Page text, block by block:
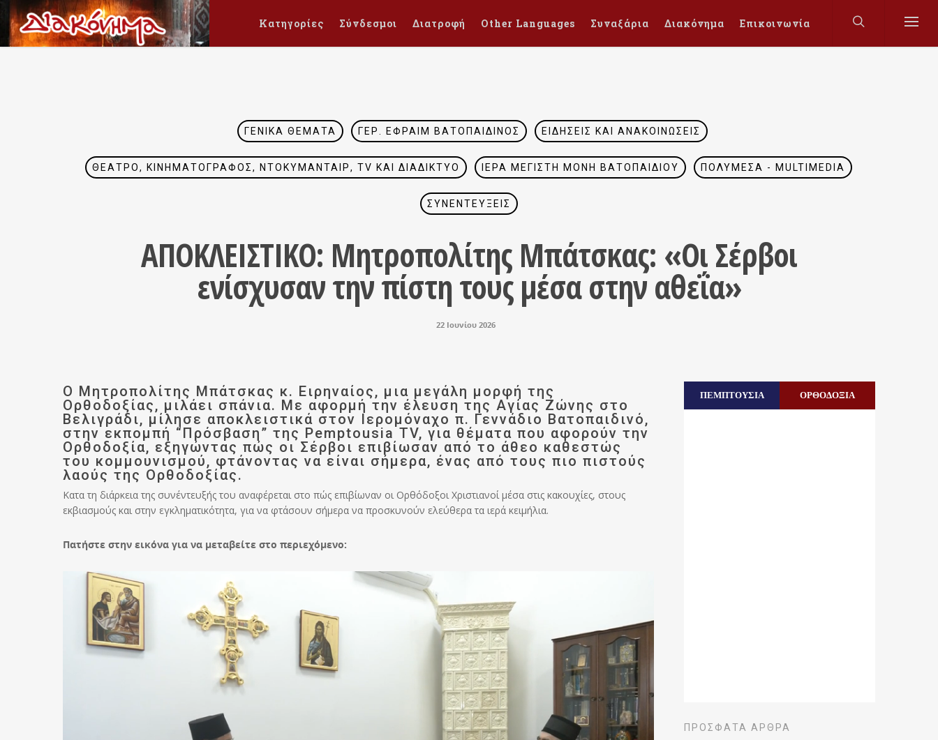
Κατηγορίες Σύνδεσμοι Διατροφή Other Languages Συναξάρια Διακόνημα Επικοινωνία
ΓΕΝΙΚΆ ΘΈΜΑΤΑ ΓΈΡ. ΕΦΡΑΊΜ ΒΑΤΟΠΑΙΔΙΝΌΣ ΕΙΔΉΣΕΙΣ ΚΑΙ ΑΝΑΚΟΙΝΏΣΕΙΣ
ΘΈΑΤΡΟ, ΚΙΝΗΜΑΤΟΓΡΆΦΟΣ, ΝΤΟΚΥΜΑΝΤΑΊΡ, TV ΚΑΙ ΔΙΑΔΊΚΤΥΟ ΙΕΡΆ ΜΕΓΊΣΤΗ ΜΟΝΉ ΒΑΤΟΠΑΙΔΊΟΥ ΠΟΛΥΜΈΣΑ - MULTIMEDIA
ΣΥΝΕΝΤΕΎΞΕΙΣ
ΑΠΟΚΛΕΙΣΤΙΚΟ: Μητροπολίτης Μπάτσκας: «Οι Σέρβοι
ενίσχυσαν την πίστη τους μέσα στην αθεΐα»
22 Ιουνίου 2026
Ο Μητροπολίτης Μπάτσκας κ. Ειρηναίος, μια μεγάλη μορφή της
Ορθοδοξίας, μιλάει σπάνια. Με αφορμή την έλευση της Αγίας Ζώνης στο
Βελιγράδι, μίλησε αποκλειστικά στον Ιερομόναχο π. Γεννάδιο Βατοπαιδινό,
στην εκπομπή “Πρόσβαση” της Pemptousia TV, για θέματα που αφορούν την
Ορθοδοξία, εξηγώντας πώς οι Σέρβοι επιβίωσαν από το άθεο καθεστώς
του κομμουνισμού, φτάνοντας να είναι σήμερα, ένας από τους πιο πιστούς
λαούς της Ορθοδοξίας.
Κατα τη διάρκεια της συνέντευξής του αναφέρεται στο πώς επιβίωναν οι Ορθόδοξοι Χριστιανοί μέσα στις κακουχίες, στους
εκβιασμούς και στην εγκληματικότητα, για να φτάσουν σήμερα να προσκυνούν ελεύθερα τα ιερά κειμήλια.
Πατήστε στην εικόνα για να μεταβείτε στο περιεχόμενο:
ΠΕΜΠΤΟΥΣΙΑ ΟΡΘΟΔΟΞΙΑ
ΠΡΌΣΦΑΤΑ ΆΡΘΡΑ